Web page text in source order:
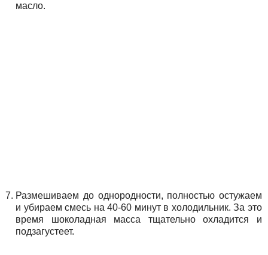
масло.
Размешиваем до однородности, полностью остужаем
и убираем смесь на 40-60 минут в холодильник. За это
время шоколадная масса тщательно охладится и
подзагустеет.